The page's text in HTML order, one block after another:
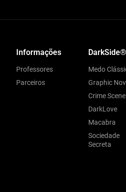
Informações
Professores
Parceiros
Medo
Graphic
Crime Scene
DarkLove
Macabra
Sociedade
Secreta